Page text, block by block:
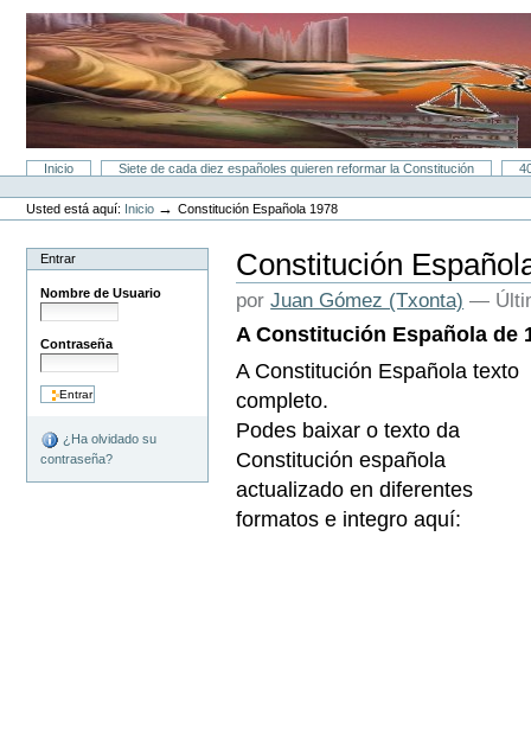
contenido.
Saltar
navegación
Secciones
Inicio Siete de cada diez españoles quieren reformar la Constitución
Herramientas
Personales
Usted está aquí: Inicio →Constitución Española 1978
Entrar
Nombre de Usuario
Contraseña
¿Ha olvidado su
contraseña?
Constitución
porJuan Gómez (Txonta) —
A Constitución Española de
A Constitución Española texto
completo.
Podes baixar o texto da
Constitución española
actualizado en diferentes
formatos e integro aquí: